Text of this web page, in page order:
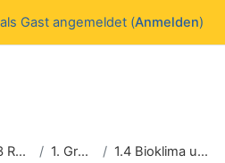
Gast angemeldet (Anmelden)
03 Raumklima 1. Grundlagen 1.4 Bioklima und Gesundheit